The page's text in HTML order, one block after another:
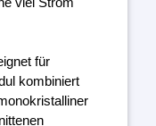
für
kombiniert